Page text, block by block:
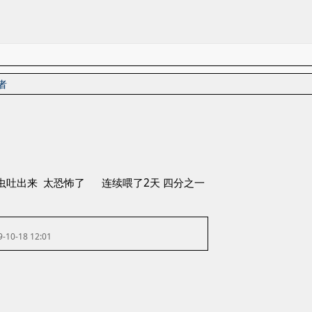
出来 太恐怖了 连续喂了2天 四分之一
10-18 12:01